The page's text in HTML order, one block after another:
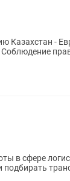
Казахстан -